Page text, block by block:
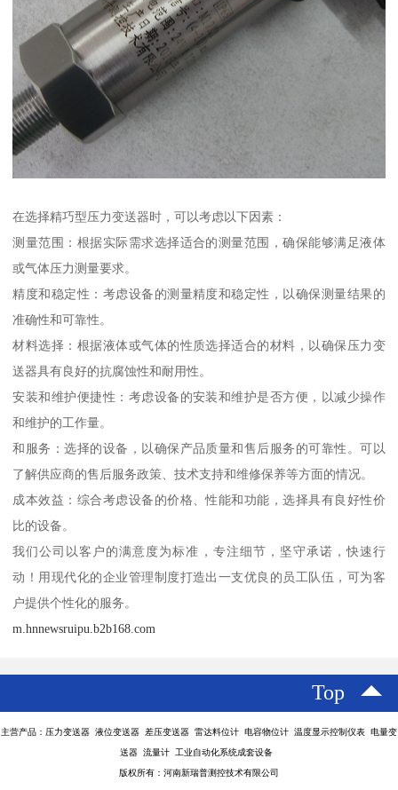
在选择精巧型压力变送器时，可以考虑以下因素：
测量范围：根据实际需求选择适合的测量范围，确保能够满足液体
或气体压力测量要求。
精度和稳定性：考虑设备的测量精度和稳定性，以确保测量结果的
准确性和可靠性。
材料选择：根据液体或气体的性质选择适合的材料，以确保压力变
送器具有良好的抗腐蚀性和耐用性。
安装和维护便捷性：考虑设备的安装和维护是否方便，以减少操作
和维护的工作量。
和服务：选择的设备，以确保产品质量和售后服务的可靠性。可以
了解供应商的售后服务政策、技术支持和维修保养等方面的情况。
成本效益：综合考虑设备的价格、性能和功能，选择具有良好性价
比的设备。
我们公司以客户的满意度为标准，专注细节，坚守承诺，快速行
动！用现代化的企业管理制度打造出一支优良的员工队伍，可为客
户提供个性化的服务。
m.hnnewsruipu.b2b168.com
Top
主营产品：压力变送器 液位变送器 差压变送器 雷达料位计 电容物位计 温度显示控制仪表 电量变
送器 流量计 工业自动化系统成套设备
版权所有：河南新瑞普测控技术有限公司